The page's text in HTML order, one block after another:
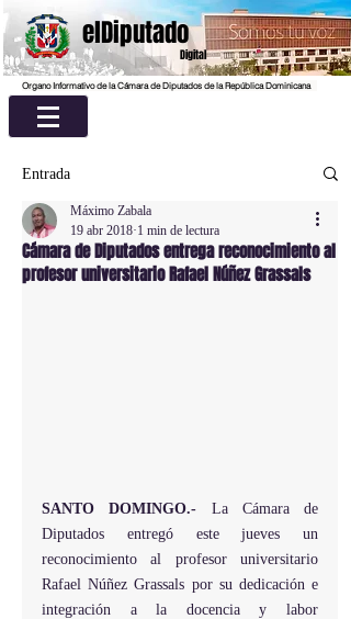
elDiputado
Digital
Organo Informativo de la Cámara de Diputados de la República Dominicana
Entrada
Cámara de Diputados entrega reconocimiento al
profesor universitario Rafael Núñez Grassals
Máximo Zabala
19 abr 2018 1 min de lectura
SANTO DOMINGO.- La Cámara de
Diputados entregó este jueves un
reconocimiento al profesor universitario
Rafael Núñez Grassals por su dedicación e
integración a la docencia y labor